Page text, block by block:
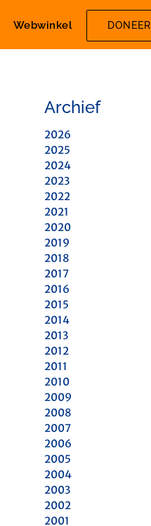
Webwinkel DONEER
Archief
2026
2025
2024
2023
2022
2021
2020
2019
2018
2017
2016
2015
2014
2013
2012
2011
2010
2009
2008
2007
2006
2005
2004
2003
2002
2001